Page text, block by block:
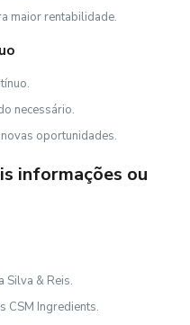
maior rentabilidade.
necessário.
oportunidades.
informações ou
Silva & Reis.
CSM Ingredients.